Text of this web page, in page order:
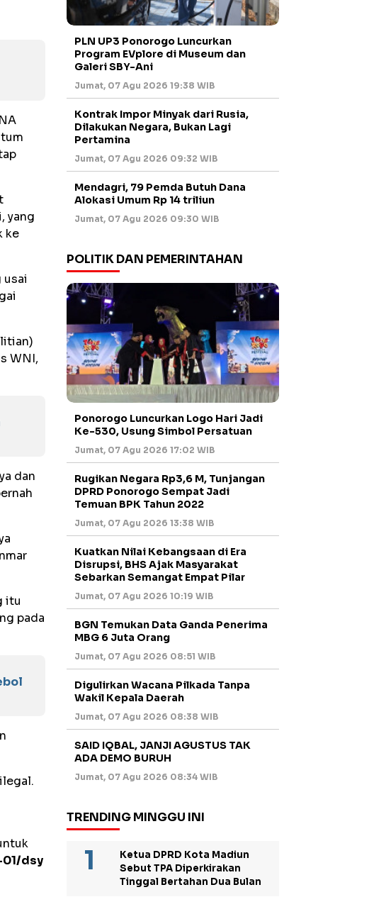
yang
ke
usai
WNI,
dan
itu
pada
dsy
PLN UP3 Ponorogo Luncurkan
Program EVplore di Museum dan
Galeri SBY-Ani
Jumat, 07 Agu 2026 19:38 WIB
Kontrak Impor Minyak dari Rusia,
Dilakukan Negara, Bukan Lagi
Pertamina
Jumat, 07 Agu 2026 09:32 WIB
Mendagri, 79 Pemda Butuh Dana
Alokasi Umum Rp 14 triliun
Jumat, 07 Agu 2026 09:30 WIB
POLITIK DAN PEMERINTAHAN
Ponorogo Luncurkan Logo Hari Jadi
Ke-530, Usung Simbol Persatuan
Jumat, 07 Agu 2026 17:02 WIB
Rugikan Negara Rp3,6 M, Tunjangan
DPRD Ponorogo Sempat Jadi
Temuan BPK Tahun 2022
Jumat, 07 Agu 2026 13:38 WIB
Kuatkan Nilai Kebangsaan di Era
Disrupsi, BHS Ajak Masyarakat
Sebarkan Semangat Empat Pilar
Jumat, 07 Agu 2026 10:19 WIB
BGN Temukan Data Ganda Penerima
MBG 6 Juta Orang
Jumat, 07 Agu 2026 08:51 WIB
Digulirkan Wacana Pilkada Tanpa
Wakil Kepala Daerah
Jumat, 07 Agu 2026 08:38 WIB
SAID IQBAL, JANJI AGUSTUS TAK
ADA DEMO BURUH
Jumat, 07 Agu 2026 08:34 WIB
TRENDING MINGGU INI
Ketua DPRD Kota Madiun
Sebut TPA Diperkirakan
Tinggal Bertahan Dua Bulan